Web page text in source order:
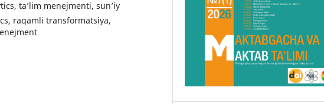
ta’lim menejmenti, sun’iy
raqamli transformatsiya,